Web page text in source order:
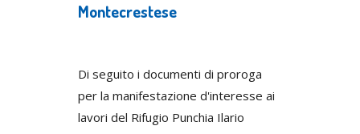
Montecrestese
Di seguito i documenti di proroga
per la manifestazione d'interesse ai
lavori del Rifugio Punchia Ilario